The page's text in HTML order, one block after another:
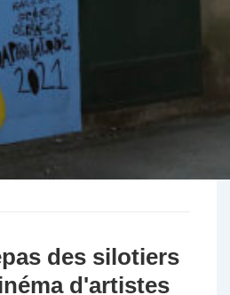
des silotiers
d'artistes